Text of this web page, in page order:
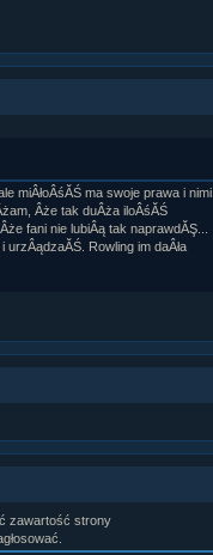
miÂłoÂśĂŚ ma swoje prawa i nimi
Âże tak duÂża iloÂśĂŚ
fani nie lubiÂą tak naprawdĂŞ...
Rowling im daÂła
zawartość strony